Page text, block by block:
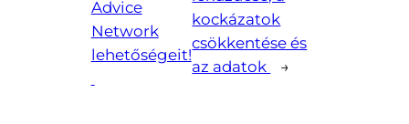
Advice
Network
lehetőségeit!
kockázatok
csökkentése és
az adatok
→